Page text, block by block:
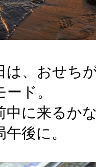
は、おせち
ード。
中に来るか
午後に。